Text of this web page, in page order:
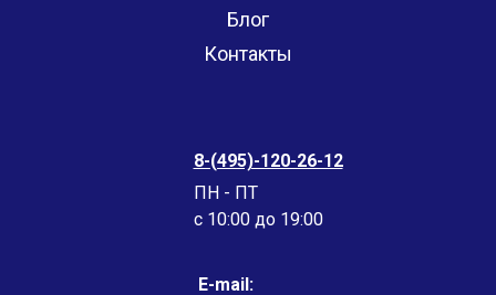
Блог
Контакты
8-(495)-120-26-12
ПН - ПТ
c 10:00 до 19:00
E-mail: